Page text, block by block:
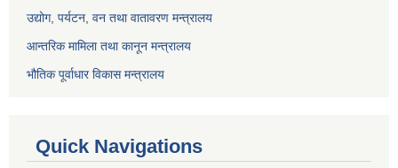
उद्योग, पर्यटन, वन तथा वातावरण मन्त्रालय
आन्तरिक मामिला तथा कानून मन्त्रालय
भौतिक पूर्वाधार विकास मन्त्रालय
Quick Navigations